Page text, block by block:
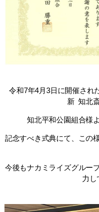
令和7年4月3日に開催され
新 知北
知北平和公園組合様
記念すべき式典にて、この
今後もナカミライズグルー
力し